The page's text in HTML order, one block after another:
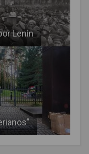
Lenin